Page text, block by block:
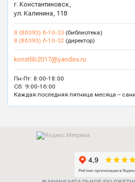
г. Константиновск,
ул. Калинина, 118
8 (86393) 6-10-33 (библиотека)
8 (86393) 6-10-32 (директор)
konstlib2017@yandex.ru
Пн-Пт: 8:00-18:00
Сб: 9:00-16:00
Каждая последняя пятница месяца –